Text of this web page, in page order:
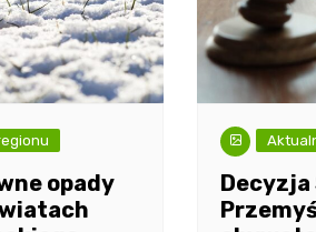
opady
Decyzja